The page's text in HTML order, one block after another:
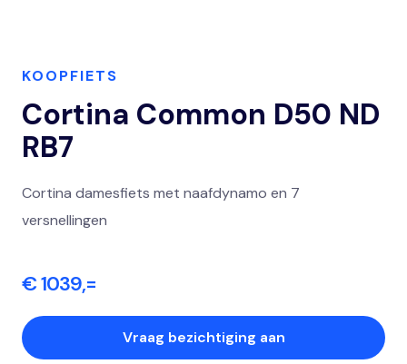
KOOPFIETS
Cortina Common D50 ND
RB7
Cortina damesfiets met naafdynamo en 7
versnellingen
€ 1039,=
Vraag bezichtiging aan